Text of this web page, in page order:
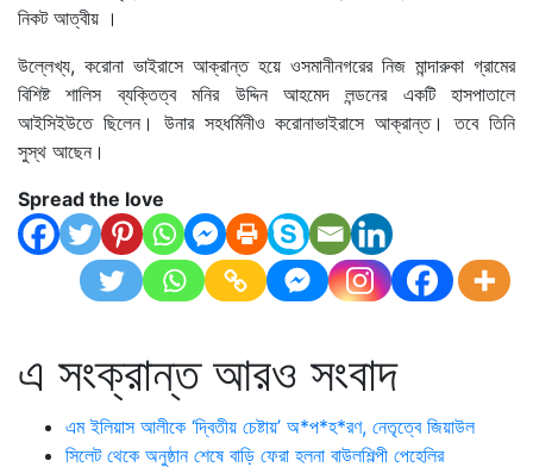
নিকট আত্বীয় ।
উল্লেখ্য, করোনা ভাইরাসে আক্রান্ত হয়ে ওসমানীনগরের নিজ মান্দারুকা গ্রামের
বিশিষ্ট শালিস ব্যক্তিত্ব মনির উদ্দিন আহমেদ লন্ডনের একটি হাসপাতালে
আইসিইউতে ছিলেন। উনার সহধর্মিনীও করোনাভাইরাসে আক্রান্ত। তবে তিনি
সুস্থ আছেন।
Spread the love
এ সংক্রান্ত আরও সংবাদ
এম ইলিয়াস আলীকে ‘দ্বিতীয় চেষ্টায়’ অ*প*হ*রণ, নেতৃত্বে জিয়াউল
সিলেট থেকে অনুষ্ঠান শেষে বাড়ি ফেরা হলনা বাউলশিল্পী পেহেলির